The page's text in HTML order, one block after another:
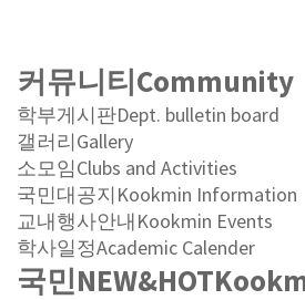
커뮤니티Community
학부게시판Dept. bulletin board
갤러리Gallery
소모임Clubs and Activities
국민대공지Kookmin Information
교내행사안내Kookmin Events
학사일정Academic Calender
국민NEW&HOT